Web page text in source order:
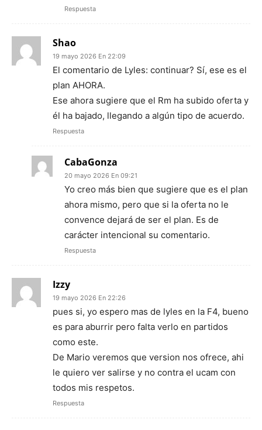
Respuesta
Shao
19 mayo 2026 En 22:09
El comentario de Lyles: continuar? Sí, ese es el
plan AHORA.
Ese ahora sugiere que el Rm ha subido oferta y
él ha bajado, llegando a algún tipo de acuerdo.
Respuesta
CabaGonza
20 mayo 2026 En 09:21
Yo creo más bien que sugiere que es el plan
ahora mismo, pero que si la oferta no le
convence dejará de ser el plan. Es de
carácter intencional su comentario.
Respuesta
Izzy
19 mayo 2026 En 22:26
pues si, yo espero mas de lyles en la F4, bueno
es para aburrir pero falta verlo en partidos
como este.
De Mario veremos que version nos ofrece, ahi
le quiero ver salirse y no contra el ucam con
todos mis respetos.
Respuesta